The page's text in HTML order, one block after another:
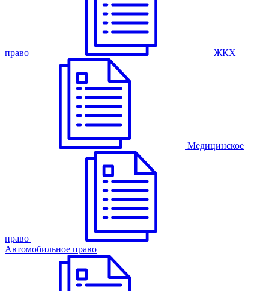
право ЖКХ
Медицинское
право
Автомобильное право